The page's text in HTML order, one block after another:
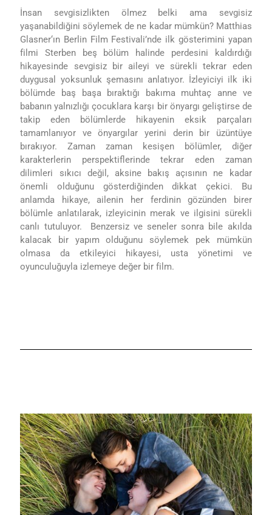
İnsan sevgisizlikten ölmez belki ama sevgisiz
yaşanabildiğini söylemek de ne kadar mümkün? Matthias
Glasner‘ın Berlin Film Festivali’nde ilk gösterimini yapan
filmi Sterben beş bölüm halinde perdesini kaldırdığı
hikayesinde sevgisiz bir aileyi ve sürekli tekrar eden
duygusal yoksunluk şemasını anlatıyor. İzleyiciyi ilk iki
bölümde baş başa bıraktığı bakıma muhtaç anne ve
babanın yalnızlığı çocuklara karşı bir önyargı geliştirse de
takip eden
bölümlerde hikayenin eksik parçaları
tamamlanıyor ve önyargılar yerini derin bir üzüntüye
bırakıyor. Zaman zaman kesişen bölümler, diğer
karakterlerin perspektiflerinde tekrar eden zaman
dilimleri sıkıcı değil, aksine bakış açısının ne kadar
önemli olduğunu gösterdiğinden dikkat çekici. Bu
anlamda hikaye, ailenin her ferdinin gözünden birer
bölümle anlatılarak, izleyicinin merak ve ilgisini sürekli
canlı tutuluyor. Benzersiz ve seneler sonra bile akılda
kalacak bir yapım olduğunu söylemek pek mümkün
olmasa daetkileyici hikayesi, usta yönetimi ve
oyunculuğuyla izlemeye değer bir film.